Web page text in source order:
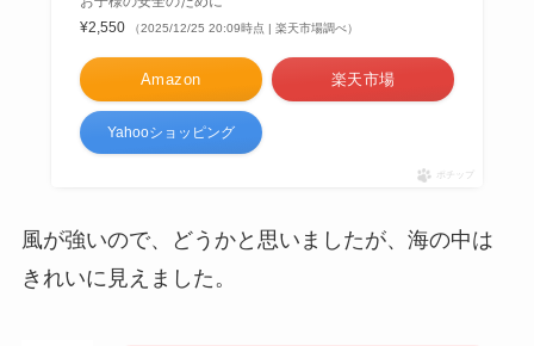
¥2,550
（2025/12/25 20:09時点 | 楽天市場調べ）
Amazon 楽天市場
Yahooショッピング
ポチップ
風が強いので、どうかと思いましたが、海の中は
きれいに見えました。